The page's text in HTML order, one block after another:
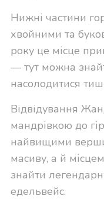
Нижні частини
хвойними та
року це місце
— тут можна
насолодитися
Відвідування
мандрівкою до
найвищими
масиву, а й
знайти
едельвейс.